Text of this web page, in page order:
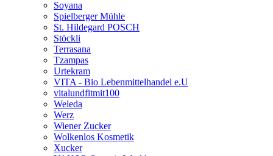
Soyana
Spielberger Mühle
St. Hildegard POSCH
Stöckli
Terrasana
Tzampas
Urtekram
VITA - Bio Lebenmittelhandel e.U
vitalundfitmit100
Weleda
Werz
Wiener Zucker
Wolkenlos Kosmetik
Xucker